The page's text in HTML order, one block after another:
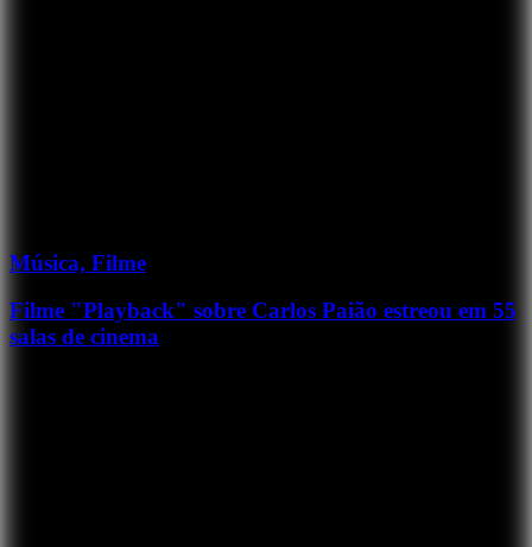
Música, Filme
Filme "Playback" sobre Carlos Paião estreou em 55
salas de cinema